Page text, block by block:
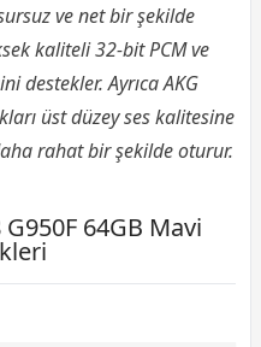
ve net bir şekilde
kaliteli 32-bit PCM ve
destekler. Ayrıca AKG
üst düzey ses kalitesine
rahat bir şekilde oturur.
64GB Mavi